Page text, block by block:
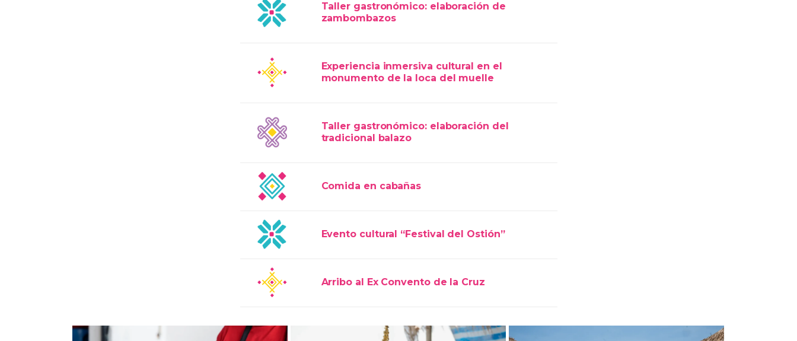
Taller gastronómico: elaboración de
zambombazos
Experiencia inmersiva cultural en el
monumento de la loca del muelle
Taller gastronómico: elaboración del
tradicional balazo
Comida en cabañas
Evento cultural “Festival del Ostión”
Arribo al Ex Convento de la Cruz